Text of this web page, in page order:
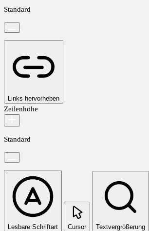
Standard
Links hervorheben
Zeilenhöhe
Standard
Lesbare Schriftart Cursor Textvergrößerung